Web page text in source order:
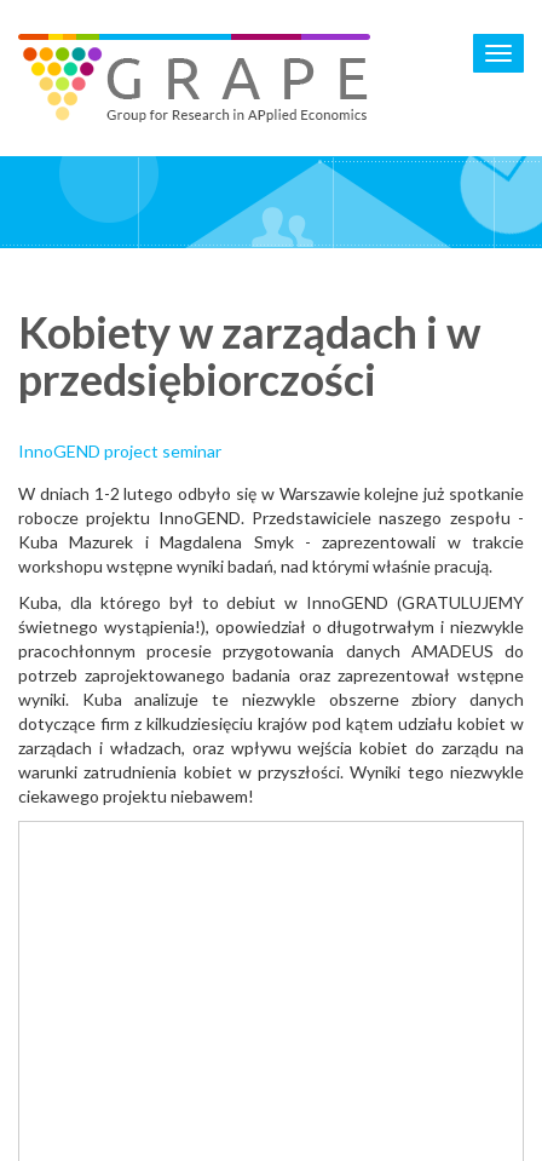
main
content
Kobiety w zarządach i w
przedsiębiorczości
InnoGEND project seminar
W dniach 1-2 lutego odbyło się w Warszawie kolejne już spotkanie
robocze projektu InnoGEND. Przedstawiciele naszego zespołu -
Kuba Mazurek i Magdalena Smyk - zaprezentowali w trakcie
workshopu wstępne wyniki badań, nad którymi właśnie pracują.
Kuba, dla którego był to debiut w InnoGEND (GRATULUJEMY
świetnego wystąpienia!), opowiedział o długotrwałym i niezwykle
pracochłonnym procesie przygotowania danych AMADEUS do
potrzeb zaprojektowanego badania oraz zaprezentował wstępne
wyniki. Kuba analizuje te niezwykle obszerne zbiory danych
dotyczące firm z kilkudziesięciu krajów pod kątem udziału kobiet w
zarządach i władzach, oraz wpływu wejścia kobiet do zarządu na
warunki zatrudnienia kobiet w przyszłości. Wyniki tego niezwykle
ciekawego projektu niebawem!